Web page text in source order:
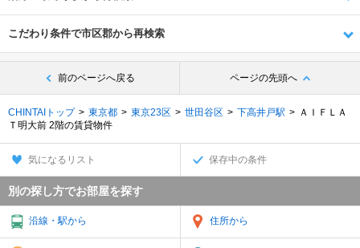
こだわり条件で市区郡から再検索
前のページへ戻る ページの先頭へ
CHINTAIトップ 東京都 東京23区 世田谷区 下高井戸駅
ＡＩＦＬＡ
Ｔ明大前 2階の賃貸物件
気になるリスト 保存中の条件
別の探し方でお部屋を探す
沿線・駅から 住所から